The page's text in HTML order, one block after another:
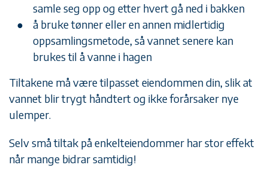
samle seg opp og etter hvert gå ned i bakken
å bruke tønner eller en annen midlertidig
oppsamlingsmetode, så vannet senere kan
brukes til å vanne i hagen
Tiltakene må være tilpasset eiendommen din, slik at
vannet blir trygt håndtert og ikke forårsaker nye
ulemper.
Selv små tiltak på enkelt­eiendommer har stor effekt
når mange bidrar samtidig!